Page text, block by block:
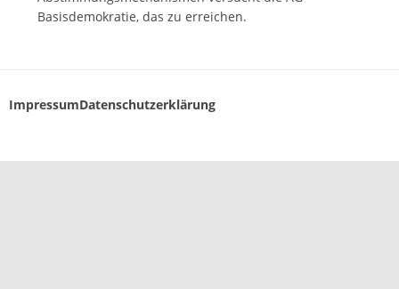
Basisdemokratie, das zu erreichen.
ImpressumDatenschutzerklärung